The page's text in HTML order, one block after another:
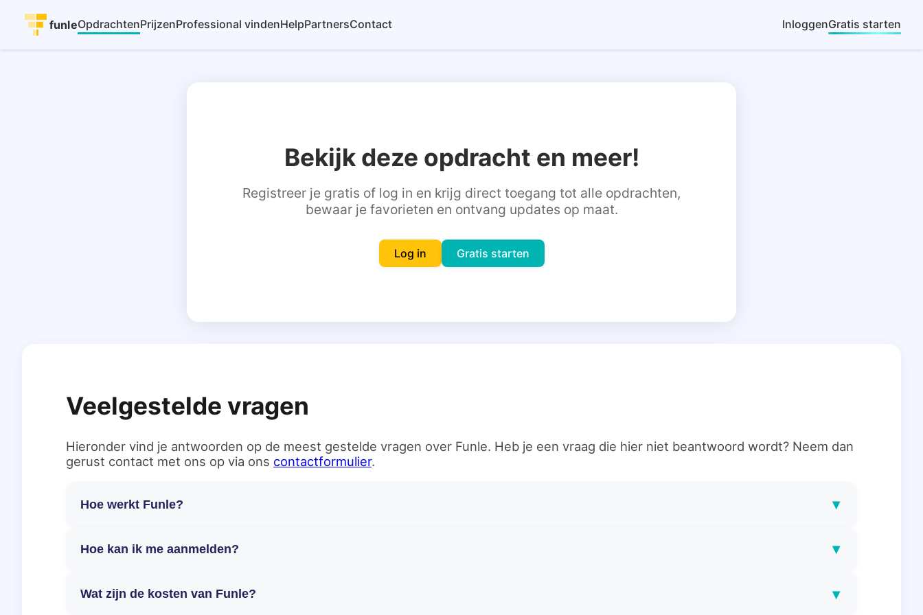
funleOpdrachtenPrijzenProfessional vindenHelpPartnersContact InloggenGratis starten
Bekijk deze opdracht en meer!
Registreer je gratis of log in en krijg direct toegang tot alle opdrachten,
bewaar je favorieten en ontvang updates op maat.
Log in Gratis starten
Veelgestelde vragen
Hieronder vind je antwoorden op de meest gestelde vragen over Funle. Heb je een vraag die hier niet beantwoord wordt? Neem dan
gerust contact met ons op via ons contactformulier.
Hoe werkt Funle? ▾
Hoe kan ik me aanmelden? ▾
Wat zijn de kosten van Funle? ▾